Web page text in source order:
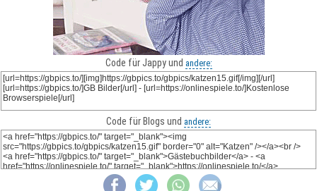
Code für Jappy und andere:
Code für Blogs und andere: